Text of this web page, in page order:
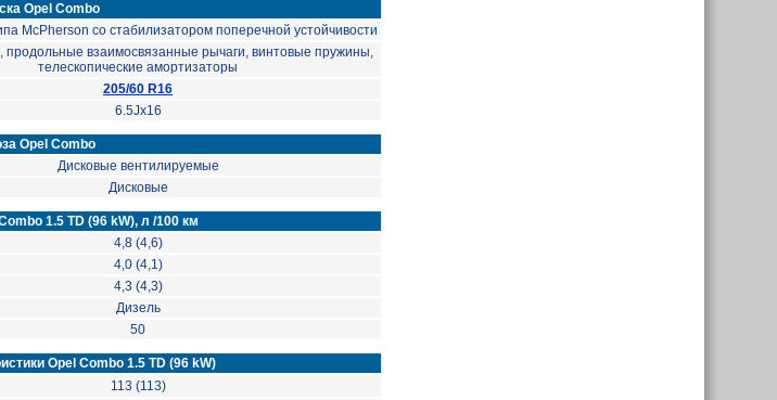
Opel Combo
McPherson со стабилизатором поперечной устойчивости
продольные взаимосвязанные рычаги, винтовые пружины,
телескопические амортизаторы
205/60 R16
6.5Jx16
Opel Combo
Дисковые вентилируемые
Дисковые
1.5 TD (96 kW), л /100 км
4,8 (4,6)
4,0 (4,1)
4,3 (4,3)
Дизель
50
Opel Combo 1.5 TD (96 kW)
113 (113)